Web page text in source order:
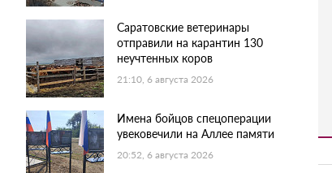
Саратовские ветеринары
отправили на карантин 130
неучтенных коров
21:10, 6 августа 2026
Имена бойцов спецоперации
увековечили на Аллее памяти
20:52, 6 августа 2026